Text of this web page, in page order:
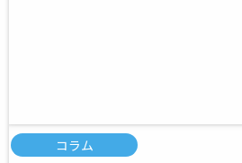
コラム